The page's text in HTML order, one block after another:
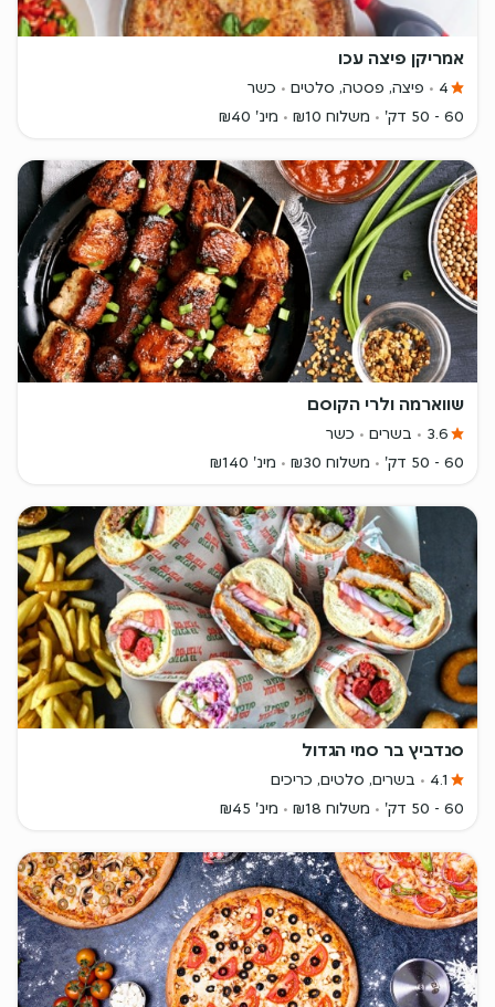
אמריקן פיצה עכו
4 פיצה, פסטה, סלטים
כשר
60 - 50 דק'
משלוח ₪10 מינ' ₪40
שווארמה ולרי הקוסם
3.6 בשרים
כשר
60 - 50 דק'
משלוח ₪30 מינ' ₪140
סנדביץ בר סמי הגדול
4.1
בשרים, סלטים, כריכים
60 - 50 דק'
משלוח ₪18 מינ' ₪45